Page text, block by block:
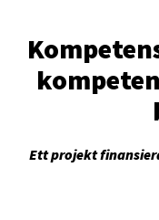
Ett projekt